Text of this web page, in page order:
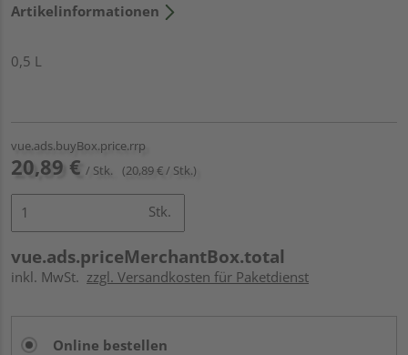
Artikelinformationen
0,5 L
vue.ads.buyBox.price.rrp
20,89 € / Stk. (20,89 € / Stk.)
Stk.
vue.ads.priceMerchantBox.total
inkl. MwSt. zzgl. Versandkosten für Paketdienst
Online bestellen